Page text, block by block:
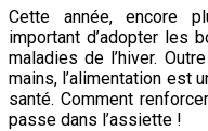
Cette année, encore
important d’adopter les
maladies de l’hiver.
mains, l’alimentation est
santé. Comment
passe dans l’assiette !